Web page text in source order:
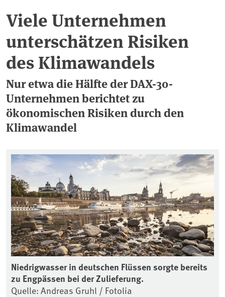
Viele Unternehmen
unterschätzen Risiken
des Klimawandels
Nur etwa die Hälfte der DAX-30-
Unternehmen berichtet zu
ökonomischen Risiken durch den
Klimawandel
Niedrigwasser in deutschen Flüssen sorgte bereits
zu Engpässen bei der Zulieferung.
Quelle: Andreas Gruhl / Fotolia